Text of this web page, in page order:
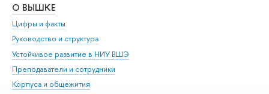
О ВЫШКЕ
Цифры и факты
Руководство и структура
Устойчивое развитие в НИУ ВШЭ
Преподаватели и сотрудники
Корпуса и общежития